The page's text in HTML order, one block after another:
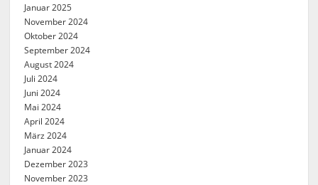
Januar 2025
November 2024
Oktober 2024
September 2024
August 2024
Juli 2024
Juni 2024
Mai 2024
April 2024
März 2024
Januar 2024
Dezember 2023
November 2023